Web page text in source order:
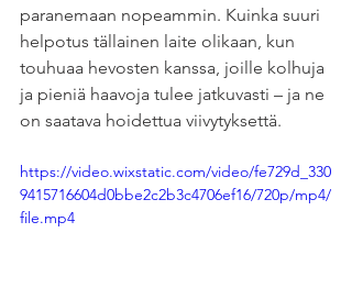
paranemaan nopeammin. Kuinka suuri
helpotus tällainen laite olikaan, kun
touhuaa hevosten kanssa, joille kolhuja
ja pieniä haavoja tulee jatkuvasti – ja ne
on saatava hoidettua viivytyksettä.
https://video.wixstatic.com/video/fe729d_330
9415716604d0bbe2c2b3c4706ef16/720p/mp4/
file.mp4